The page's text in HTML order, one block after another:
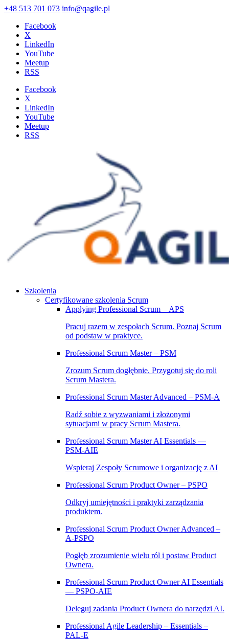
+48 513 701 073 info@qagile.pl
Facebook
X
LinkedIn
YouTube
Meetup
RSS
Facebook
X
LinkedIn
YouTube
Meetup
RSS
Szkolenia
Certyfikowane szkolenia Scrum
Applying Professional Scrum – APS
Pracuj razem w zespołach Scrum. Poznaj Scrum
od podstaw w praktyce.
Professional Scrum Master – PSM
Zrozum Scrum dogłębnie. Przygotuj się do roli
Scrum Mastera.
Professional Scrum Master Advanced – PSM‑A
Radź sobie z wyzwaniami i złożonymi
sytuacjami w pracy Scrum Mastera.
Professional Scrum Master AI Essentials —
PSM-AIE
Wspieraj Zespoły Scrumowe i organizację z AI
Professional Scrum Product Owner – PSPO
Odkryj umiejętności i praktyki zarządzania
produktem.
Professional Scrum Product Owner Advanced –
A‑PSPO
Pogłęb zrozumienie wielu ról i postaw Product
Ownera.
Professional Scrum Product Owner AI Essentials
— PSPO-AIE
Deleguj zadania Product Ownera do narzędzi AI.
Professional Agile Leadership – Essentials –
PAL‑E